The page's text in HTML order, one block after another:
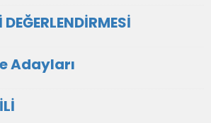
Adayları